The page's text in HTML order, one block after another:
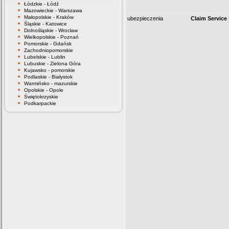
Łódzkie - Łódź
Mazowieckie - Warszawa
Małopolskie - Kraków
Śląskie - Katowice
Dolnośląskie - Wrocław
Wielkopolskie - Poznań
Pomorskie - Gdańsk
Zachodniopomorskie
Lubelskie - Lublin
Lubuskie - Zielona Góra
Kujawsko - pomorskie
Podlaskie - Białystok
Warmińsko - mazurskie
Opolskie - Opole
Świętokrzyskie
Podkarpackie
ubezpieczenia Claim Service